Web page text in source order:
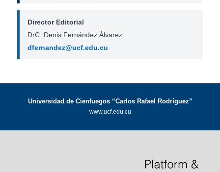
Director Editorial
DrC. Denis Fernández Álvarez
dfernandez@ucf.edu.cu
Universidad de Cienfuegos “Carlos Rafael Rodríguez”
www.ucf.edu.cu